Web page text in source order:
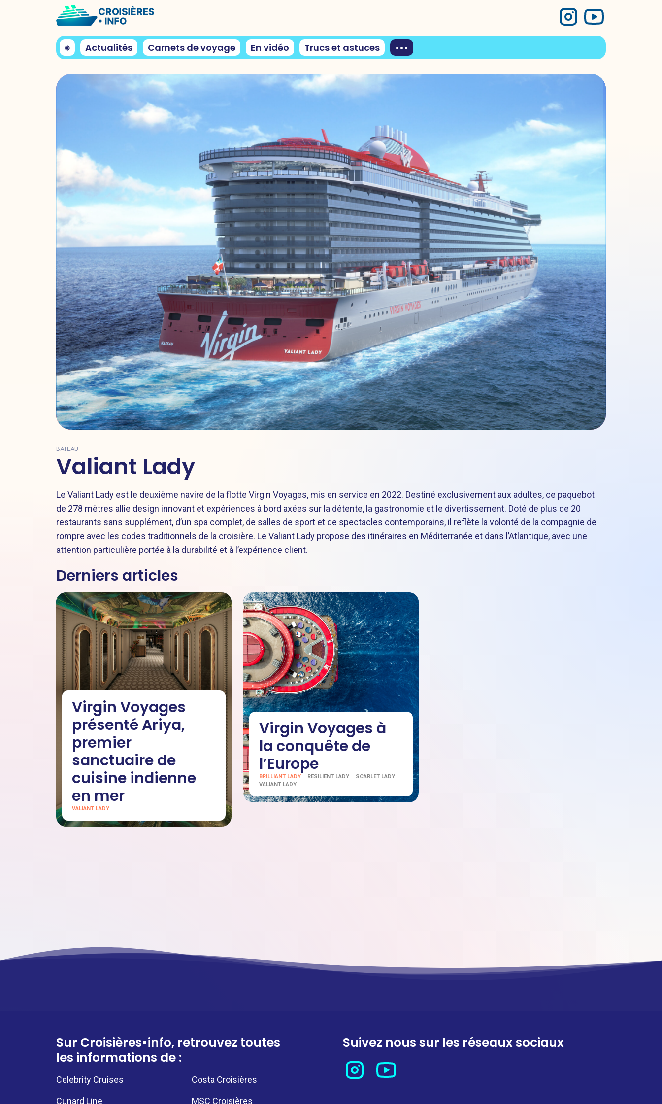
⎈ Actualités Carnets de voyage En vidéo Trucs et astuces •••
BATEAU
Valiant Lady
Le Valiant Lady est le deuxième navire de la flotte Virgin Voyages, mis en service en 2022. Destiné exclusivement aux adultes, ce paquebot
de 278 mètres allie design innovant et expériences à bord axées sur la détente, la gastronomie et le divertissement. Doté de plus de 20
restaurants sans supplément, d’un spa complet, de salles de sport et de spectacles contemporains, il reflète la volonté de la compagnie de
rompre avec les codes traditionnels de la croisière. Le Valiant Lady propose des itinéraires en Méditerranée et dans l’Atlantique, avec une
attention particulière portée à la durabilité et à l’expérience client.
Derniers articles
Virgin Voyages
présenté Ariya,
premier
sanctuaire de
cuisine indienne
en mer
VALIANT LADY
Virgin Voyages à
la conquête de
l’Europe
BRILLIANT LADY RESILIENT LADY
SCARLET LADY
VALIANT LADY
Sur Croisières•info, retrouvez toutes
les informations de :
Celebrity Cruises Costa Croisières
Cunard Line MSC Croisières
Suivez nous sur les réseaux sociaux